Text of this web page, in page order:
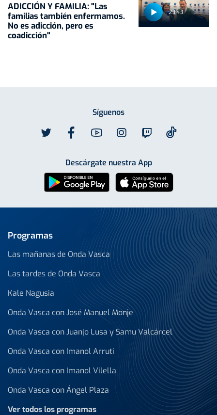
23:43
ADICCIÓN Y FAMILIA: "Las
familias también enfermamos.
No es adicción, pero es
coadicción"
Síguenos
Descárgate nuestra App
Programas
Las mañanas de Onda Vasca
Las tardes de Onda Vasca
Kale Nagusia
Onda Vasca con José Manuel Monje
Onda Vasca con Juanjo Lusa y Samu Valcárcel
Onda Vasca con Imanol Arruti
Onda Vasca con Imanol Vilella
Onda Vasca con Ángel Plaza
Ver todos los programas